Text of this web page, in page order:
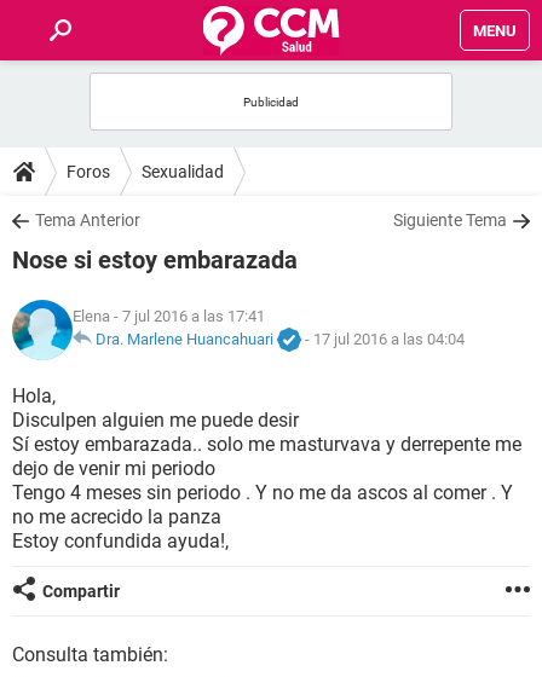
MENU
FOROS
SALUD
NUTRICIÓN
BIENESTAR
SEXUALIDAD
GLOSARIO
Foros Sexualidad
Tema Anterior Siguiente Tema
Nose si estoy embarazada
Elena - 7 jul 2016 a las 17:41
Dra. Marlene Huancahuari
- 17 jul 2016 a las 04:04
Hola,
Disculpen alguien me puede desir
Sí estoy embarazada.. solo me masturvava y derrepente me
dejo de venir mi periodo
Tengo 4 meses sin periodo . Y no me da ascos al comer . Y
no me acrecido la panza
Estoy confundida ayuda!,
Compartir
Consulta también: